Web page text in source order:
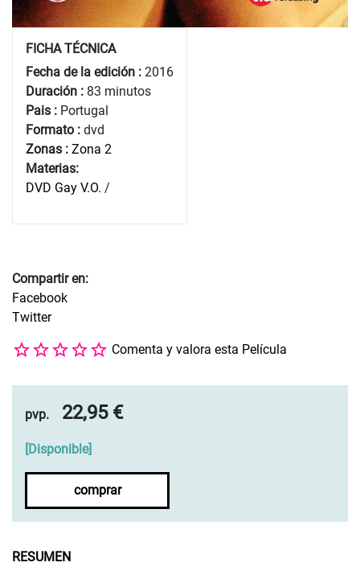
FICHA TÉCNICA
Fecha de la edición : 2016
Duración : 83 minutos
Pais : Portugal
Formato : dvd
Zonas : Zona 2
Materias:
DVD Gay V.O. /
Compartir en:
Facebook
Twitter
Comenta y valora esta Película
pvp. 22,95 €
Disponible]
comprar
RESUMEN